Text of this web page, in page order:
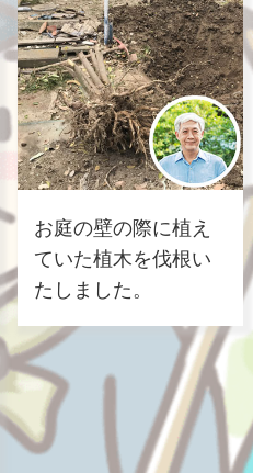
お庭の壁の際に植え
ていた植木を伐根い
たしました。